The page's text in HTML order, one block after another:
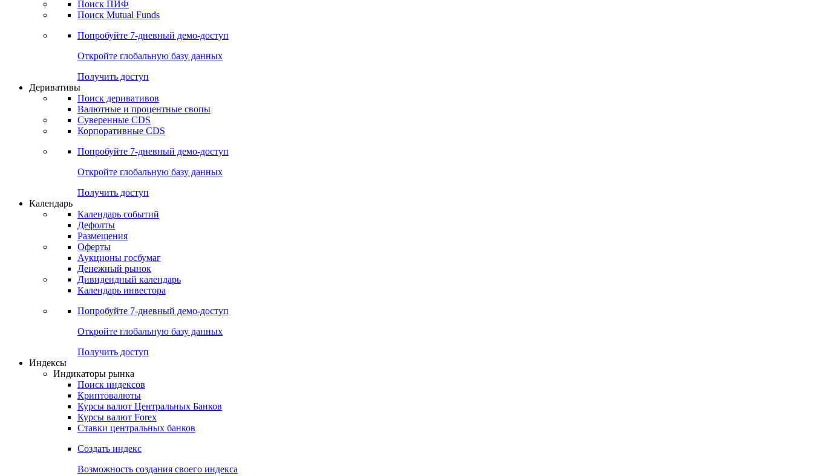
Поиск ПИФ
Поиск Mutual Funds
Попробуйте 7-дневный демо-доступ
Откройте глобальную базу данных
Получить доступ
Деривативы
Поиск деривативов
Валютные и процентные свопы
Суверенные CDS
Корпоративные CDS
Попробуйте 7-дневный демо-доступ
Откройте глобальную базу данных
Получить доступ
Календарь
Календарь событий
Дефолты
Размещения
Оферты
Аукционы госбумаг
Денежный рынок
Дивидендный календарь
Календарь инвестора
Попробуйте 7-дневный демо-доступ
Откройте глобальную базу данных
Получить доступ
Индексы
Индикаторы рынка
Поиск индексов
Криптовалюты
Курсы валют Центральных Банков
Курсы валют Forex
Ставки центральных банков
Создать индекс
Возможность создания своего индекса